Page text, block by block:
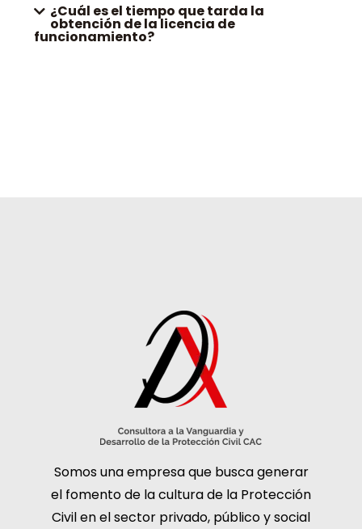
¿Cuál es el tiempo que tarda la
obtención de la licencia de
funcionamiento?
Somos una empresa que busca generar
el fomento de la cultura de la Protección
Civil en el sector privado, público y social